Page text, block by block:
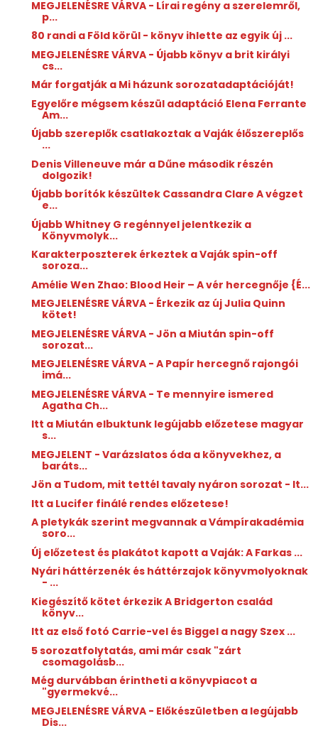
MEGJELENÉSRE VÁRVA - Lírai regény a szerelemről,
p...
80 randi a Föld körül - könyv ihlette az egyik új ...
MEGJELENÉSRE VÁRVA - Újabb könyv a brit királyi
cs...
Már forgatják a Mi házunk sorozatadaptációját!
Egyelőre mégsem készül adaptáció Elena Ferrante
Am...
Újabb szereplők csatlakoztak a Vaják élőszereplős
...
Denis Villeneuve már a Dűne második részén
dolgozik!
Újabb borítók készültek Cassandra Clare A végzet
e...
Újabb Whitney G regénnyel jelentkezik a
Könyvmolyk...
Karakterposzterek érkeztek a Vaják spin-off
soroza...
Amélie Wen Zhao: Blood ​Heir – A vér hercegnője {É...
MEGJELENÉSRE VÁRVA - Érkezik az új Julia Quinn
kötet!
MEGJELENÉSRE VÁRVA - Jön a Miután spin-off
sorozat...
MEGJELENÉSRE VÁRVA - A Papír hercegnő rajongói
imá...
MEGJELENÉSRE VÁRVA - Te mennyire ismered
Agatha Ch...
Itt a Miután elbuktunk legújabb előzetese magyar
s...
MEGJELENT - Varázslatos óda a könyvekhez, a
baráts...
Jön a Tudom, mit tettél tavaly nyáron sorozat - It...
Itt a Lucifer finálé rendes előzetese!
A pletykák szerint megvannak a Vámpírakadémia
soro...
Új előzetest és plakátot kapott a Vaják: A Farkas ...
Nyári háttérzenék és háttérzajok könyvmolyoknak
- ...
Kiegészítő kötet érkezik A Bridgerton család
könyv...
Itt az első fotó Carrie-vel és Biggel a nagy Szex ...
5 sorozatfolytatás, ami már csak "zárt
csomagolásb...
Még durvábban érintheti a könyvpiacot a
"gyermekvé...
MEGJELENÉSRE VÁRVA - Előkészületben a legújabb
Dis...